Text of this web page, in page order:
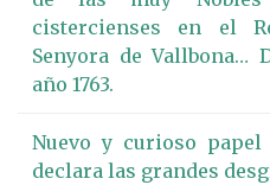
cistercienses en el
Senyora de Vallbona…
año 1763.
Nuevo y curioso
declara las grandes